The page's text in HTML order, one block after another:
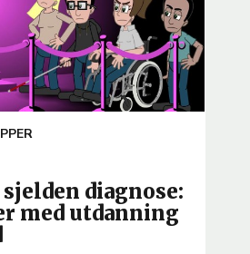
diagnose:
med utdanning